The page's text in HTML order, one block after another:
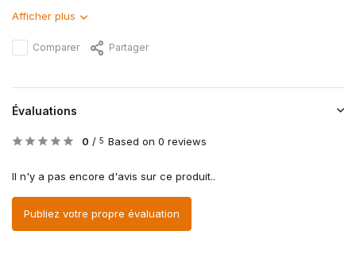
Afficher plus
Comparer Partager
Évaluations
0 / 5 Based on 0 reviews
Il n'y a pas encore d'avis sur ce produit..
Publiez votre propre évaluation